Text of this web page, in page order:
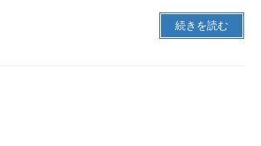
続きを読む